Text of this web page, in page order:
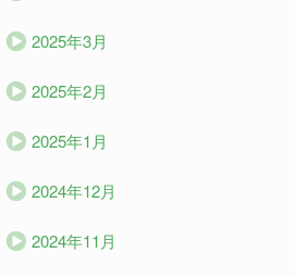
2025年3月
2025年2月
2025年1月
2024年12月
2024年11月